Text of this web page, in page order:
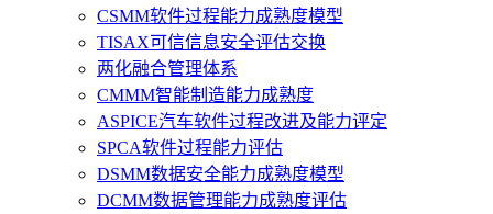
CSMM软件过程能力成熟度模型
TISAX可信信息安全评估交换
两化融合管理体系
CMMM智能制造能力成熟度
ASPICE汽车软件过程改进及能力评定
SPCA软件过程能力评估
DSMM数据安全能力成熟度模型
DCMM数据管理能力成熟度评估